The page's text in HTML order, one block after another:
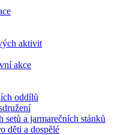
aktivit
akce
oddílů
setů a jarmarečních stánků
děti a dospělé